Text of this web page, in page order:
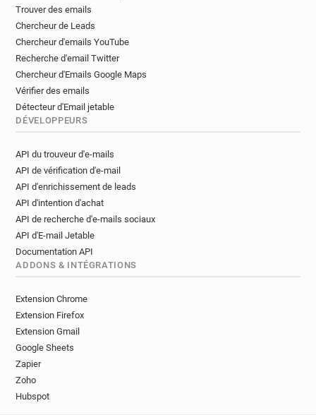
Trouver des emails
Chercheur de Leads
Chercheur d'emails YouTube
Recherche d'email Twitter
Chercheur d'Emails Google Maps
Vérifier des emails
Détecteur d'Email jetable
DÉVELOPPEURS
API du trouveur d'e-mails
API de vérification d'e-mail
API d'enrichissement de leads
API d'intention d'achat
API de recherche d'e-mails sociaux
API d'E-mail Jetable
Documentation API
ADDONS & INTÉGRATIONS
Extension Chrome
Extension Firefox
Extension Gmail
Google Sheets
Zapier
Zoho
Hubspot